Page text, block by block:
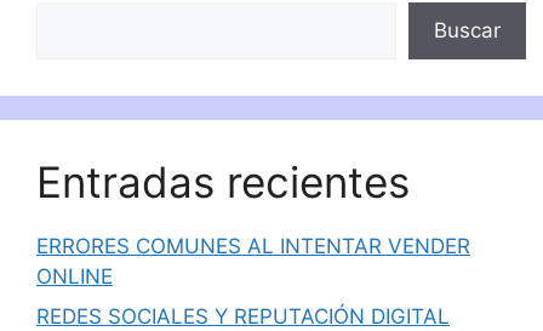
Buscar
Entradas recientes
ERRORES COMUNES AL INTENTAR VENDER
ONLINE
REDES SOCIALES Y REPUTACIÓN DIGITAL